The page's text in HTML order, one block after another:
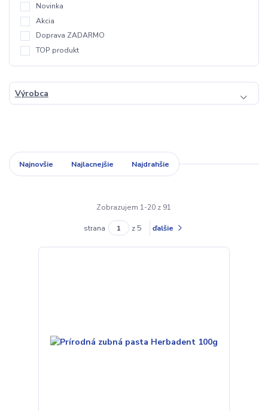
Novinka
Akcia
Doprava ZADARMO
TOP produkt
Výrobca
Najnovšie Najlacnejšie Najdrahšie
Zobrazujem 1-20 z 91
strana z 5 ďalšie